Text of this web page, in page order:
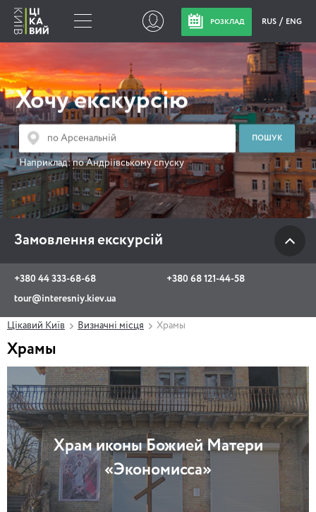
РОЗКЛАД RUS ENG
Хочу екскурсію
Наприклад:по Андріївському спуску
Замовлення екскурсій
+380 44 333-68-68
+380 68 121-44-58
tour@interesniy.kiev.ua
Замовлення
екскурсій
+380 44 333-68-68
+380 68 121-44-58
tour@interesniy.kiev.ua
з 10.00 до 19:30 щоденно
Viber WhatsApp
Цікавий Київ Визначні місця Храмы
Храмы
Храм иконы Божией Матери
«Экономисса»